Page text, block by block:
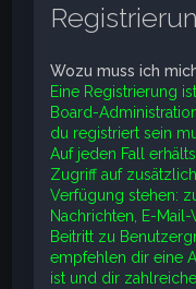
Wozu muss ich
Eine Registrierung
Board-
du registriert sein
Auf jeden Fall
Zugriff auf
Verfügung stehen:
Nachrichten, E-
Beitritt zu
empfehlen dir eine
ist und dir